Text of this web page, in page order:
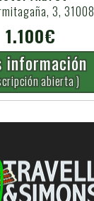
3, 31008
1.100€
información
abierta )